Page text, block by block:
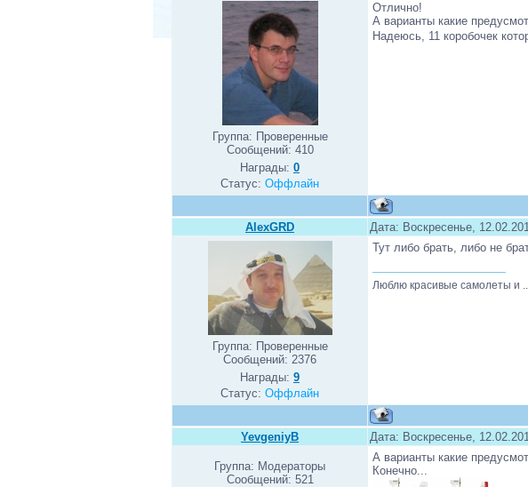
Группа: Проверенные
Сообщений: 410
Награды: 0
Статус: Оффлайн
Отлично!
А варианты какие
Надеюсь, 11 коробочек
AlexGRD Дата: Воскресенье,
Группа: Проверенные
Сообщений: 2376
Награды: 9
Статус: Оффлайн
Тут либо брать, либо не
Люблю красивые самолеты и
YevgeniyB Дата: Воскресенье,
Группа: Модераторы
Сообщений: 521
А варианты какие
Конечно...